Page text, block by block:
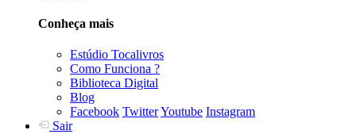
Conheça mais
Estúdio Tocalivros
Como Funciona ?
Biblioteca Digital
Blog
Facebook TwitterYoutube Instagram
Sair